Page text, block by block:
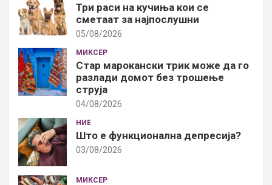
Три раси на кучиња кои се
сметаат за најпослушни
05/08/2026
МИКСЕР
Стар марокански трик може да го
разлади домот без трошење
струја
04/08/2026
НИЕ
Што е функционална депресија?
03/08/2026
МИКСЕР